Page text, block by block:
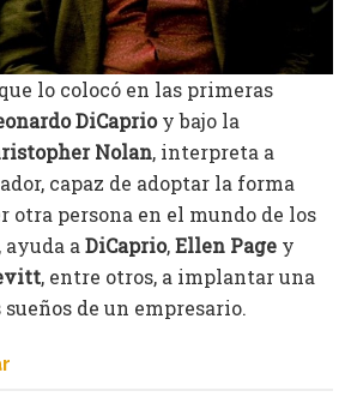
lo colocó en las primeras
DiCaprioy bajo la
Nolan, interpreta a
capaz de adoptar la forma
otra persona en el mundo de los
ayuda a DiCaprio,Ellen Page y
, entre otros, a implantar una
de un empresario.